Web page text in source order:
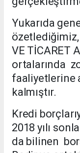
Yukarıda
özetlediğimiz,
VE TİCARET
ortalarında
faaliyetlerine
kalmıştır.
Kredi
2018 yılı
da bilinen